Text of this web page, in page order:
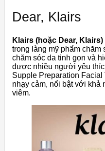
Dear, Klairs
Klairs (hoặc Dear, Klairs)
trong làng mỹ phẩm chăm
chăm sóc da tinh gọn và
được nhiều người yêu
Supple Preparation Facial
nhạy cảm, nổi bật với khả
viêm.